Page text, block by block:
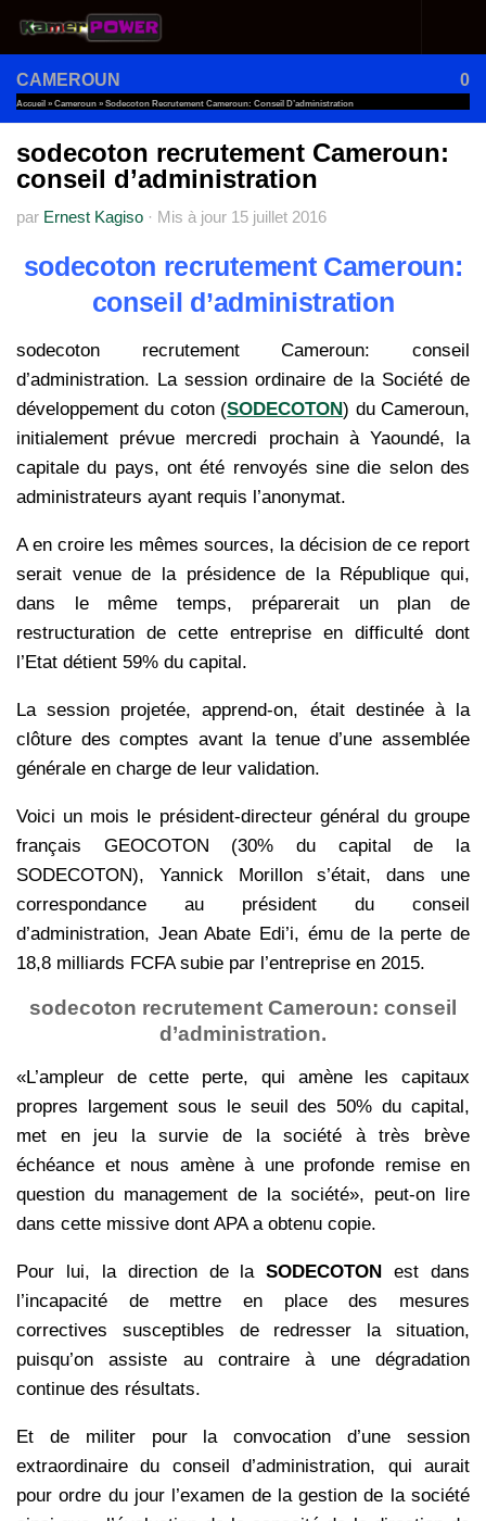
Au dessous du contenu
CAMEROUN 0
Accueil » Cameroun » Sodecoton Recrutement Cameroun: Conseil D’administration
sodecoton recrutement Cameroun:
conseil d’administration
par Ernest Kagiso · Mis à jour 15 juillet 2016
sodecoton recrutement Cameroun:
conseil d’administration
sodecoton recrutement Cameroun: conseil
d’administration. La session ordinaire de la Société de
développement du coton (SODECOTON) du Cameroun,
initialement prévue mercredi prochain à Yaoundé, la
capitale du pays, ont été renvoyés sine die selon des
administrateurs ayant requis l’anonymat.
A en croire les mêmes sources, la décision de ce report
serait venue de la présidence de la République qui,
dans le même temps, préparerait un plan de
restructuration de cette entreprise en difficulté dont
l’Etat détient 59% du capital.
La session projetée, apprend-on, était destinée à la
clôture des comptes avant la tenue d’une assemblée
générale en charge de leur validation.
Voici un mois le président-directeur général du groupe
français GEOCOTON (30% du capital de la
SODECOTON), Yannick Morillon s’était, dans une
correspondance au président du conseil
d’administration, Jean Abate Edi’i, ému de la perte de
18,8 milliards FCFA subie par l’entreprise en 2015.
sodecoton recrutement Cameroun: conseil
d’administration.
«L’ampleur de cette perte, qui amène les capitaux
propres largement sous le seuil des 50% du capital,
met en jeu la survie de la société à très brève
échéance et nous amène à une profonde remise en
question du management de la société», peut-on lire
dans cette missive dont APA a obtenu copie.
Pour lui, la direction de laSODECOTON
est dans
l’incapacité de mettre en place des mesures
correctives susceptibles de redresser la situation,
puisqu’on assiste au contraire à une dégradation
continue des résultats.
Et de militer pour la convocation d’une session
extraordinaire du conseil d’administration, qui aurait
pour ordre du jour l’examen de la gestion de la société